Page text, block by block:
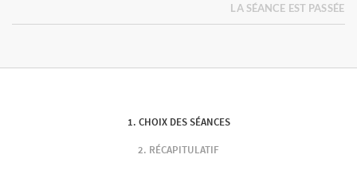
LA SÉANCE EST PASSÉE
CHOIX DES SÉANCES
RÉCAPITULATIF